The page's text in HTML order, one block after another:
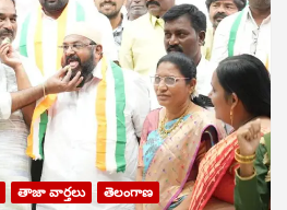
తాజా వార్తలు తెలంగాణ